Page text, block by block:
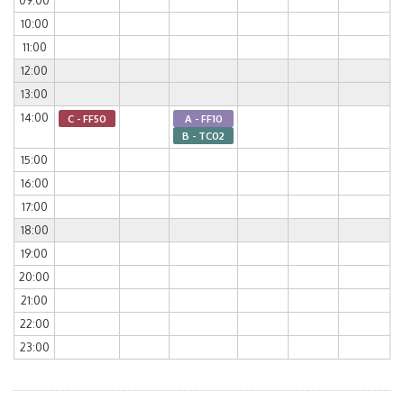
10:00
11:00
12:00
13:00
14:00
C - FF50
A - FF10
B - TC02
15:00
16:00
17:00
18:00
19:00
20:00
21:00
22:00
23:00